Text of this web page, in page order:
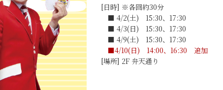
[日時] ※各回約30分
■ 4/2(土) 15:30、17:30
■ 4/3(日) 15:30、17:30
■ 4/9(土) 15:30、17:30
■4/10(日) 14:00、16:30 追加
[場所] 2F 弁天通り